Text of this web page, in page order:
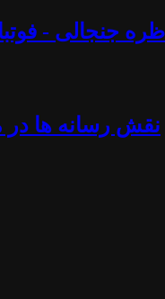
جنجالی -
نقش رسانه ها در